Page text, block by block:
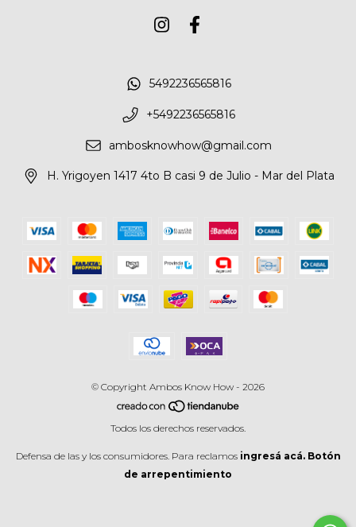
5492236565816
+5492236565816
ambosknowhow@gmail.com
H. Yrigoyen 1417 4to B casi 9 de Julio - Mar del Plata
© Copyright Ambos Know How - 2026
Todos los derechos reservados.
Defensa de las y los consumidores. Para reclamos ingresá acá. Botón
de arrepentimiento